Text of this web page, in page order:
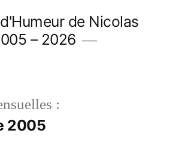
de Nicolas
– 2026
:
2005